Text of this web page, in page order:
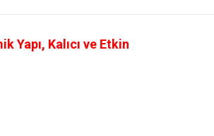
Yapı, Kalıcı ve Etkin